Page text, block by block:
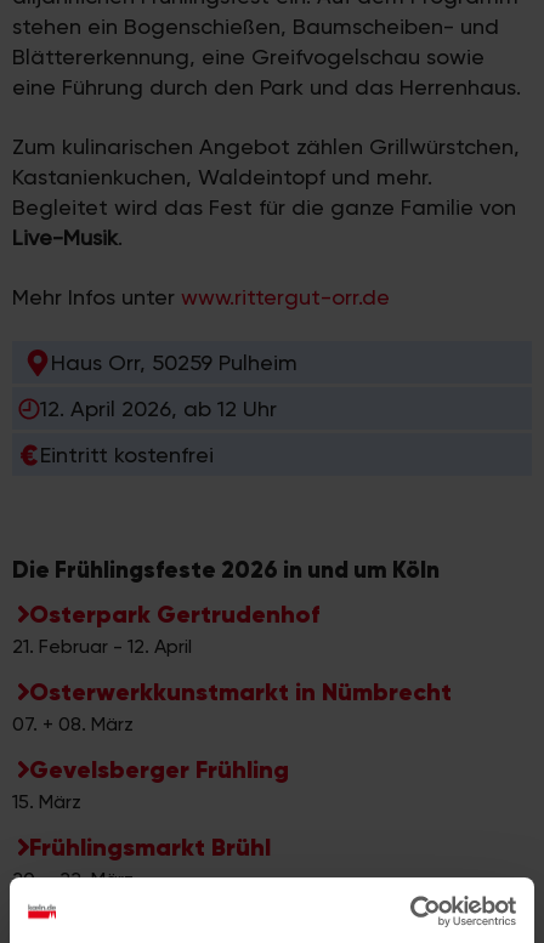
stehen ein Bogenschießen, Baumscheiben- und
Blättererkennung, eine Greifvogelschau sowie
eine Führung durch den Park und das Herrenhaus.
Zum kulinarischen Angebot zählen Grillwürstchen,
Kastanienkuchen, Waldeintopf und mehr.
Begleitet wird das Fest für die ganze Familie von
Live-Musik.
Mehr Infos unter www.rittergut-orr.de
Haus Orr, 50259 Pulheim
12. April 2026, ab 12 Uhr
Eintritt kostenfrei
Die Frühlingsfeste 2026 in und um Köln
Osterpark Gertrudenhof
21. Februar - 12. April
Osterwerkkunstmarkt in Nümbrecht
07. + 08. März
Gevelsberger Frühling
15. März
Frühlingsmarkt Brühl
20. - 22. März
Krewelshofer Tulpenschau am See